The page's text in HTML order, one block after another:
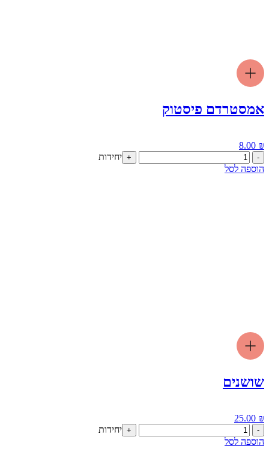
אמסטרדם פיסטוק
8.00 ₪
-
כמות
של
+ יחידות
הוספה לסל
שושנים
25.00 ₪
-
כמות
של
+ יחידות
הוספה לסל